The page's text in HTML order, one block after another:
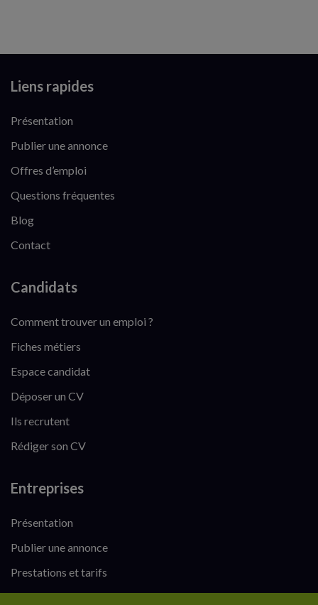
Liens rapides
Présentation
Publier une annonce
Offres d’emploi
Questions fréquentes
Blog
Contact
Candidats
Comment trouver un emploi ?
Fiches métiers
Espace candidat
Déposer un CV
Ils recrutent
Rédiger son CV
Entreprises
Présentation
Publier une annonce
Prestations et tarifs